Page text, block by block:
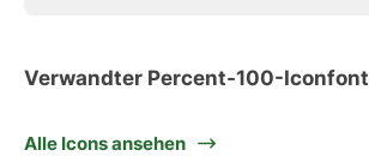
Verwandter Percent-100-Iconfont
Alle Icons ansehen